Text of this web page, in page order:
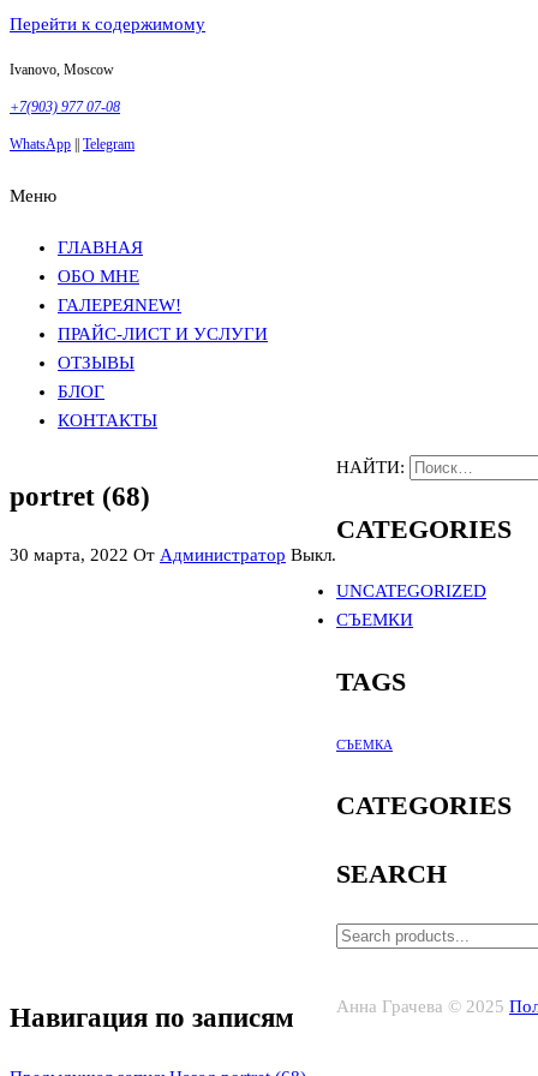
Перейти к содержимому
Ivanovo, Moscow
+7(903) 977 07-08
WhatsApp Telegram
Меню
ГЛАВНАЯ
ОБО МНЕ
ГАЛЕРЕЯNEW!
ПРАЙС-ЛИСТ И УСЛУГИ
ОТЗЫВЫ
БЛОГ
КОНТАКТЫ
portret (68)
30 марта, 2022 От Администратор Выкл.
Навигация по записям
НАЙТИ:
CATEGORIES
UNCATEGORIZED
СЪЕМКИ
TAGS
СЪЕМКА
CATEGORIES
SEARCH
Анна Грачева © 2025